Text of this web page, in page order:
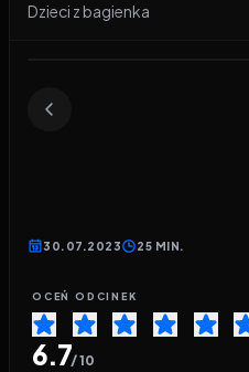
Dzieci z bagienka
30.07.2023 25 MIN.
OCEŃ ODCINEK
6.7/ 10